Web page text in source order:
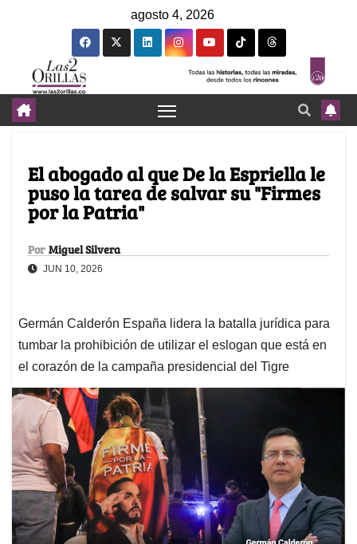
agosto 4, 2026
El abogado al que De la Espriella le
puso la tarea de salvar su "Firmes
por la Patria"
Por Miguel Silvera
JUN 10, 2026
Germán Calderón España lidera la batalla jurídica para
tumbar la prohibición de utilizar el eslogan que está en
el corazón de la campaña presidencial del Tigre